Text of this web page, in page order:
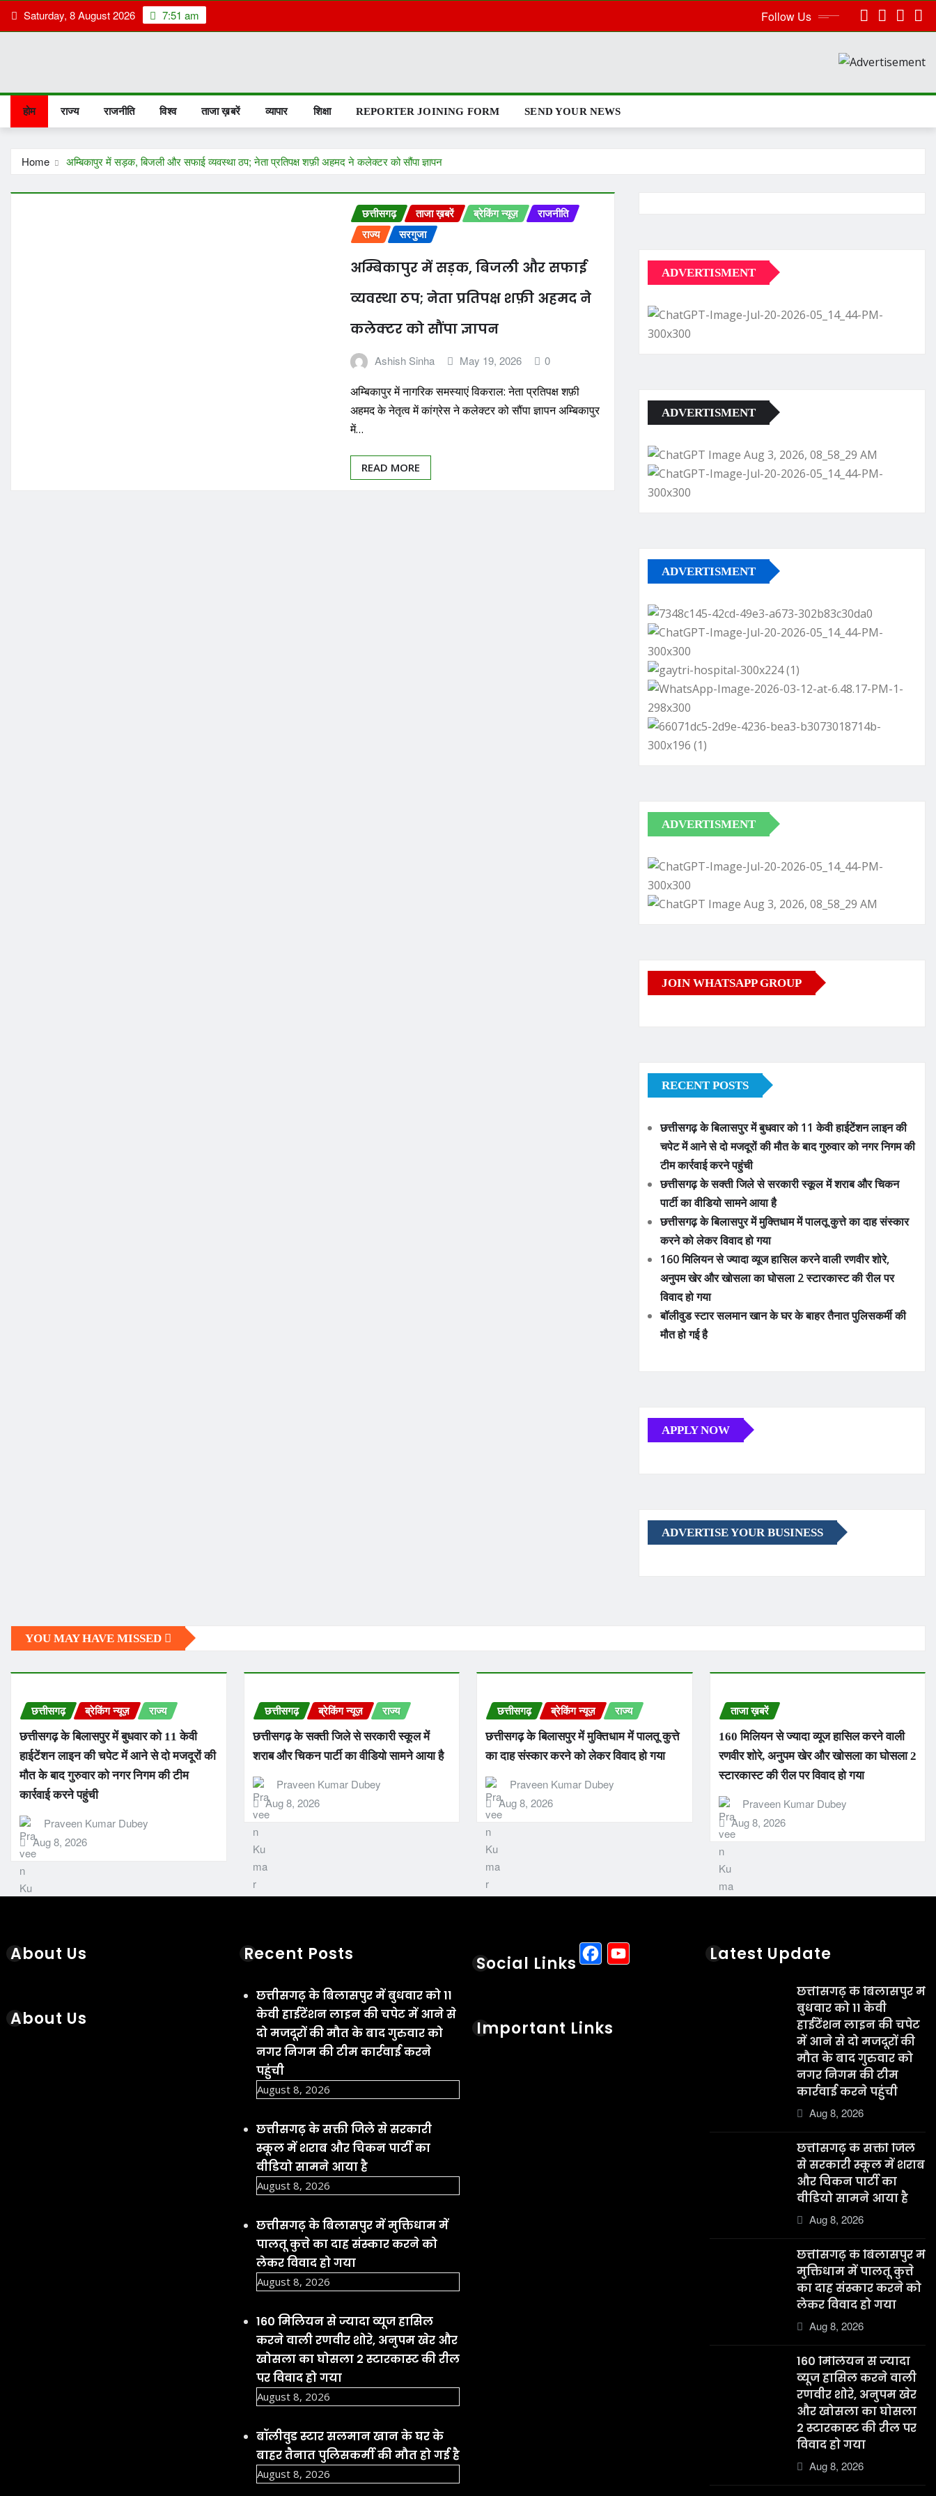
Skip Saturday, 8 August 2026 7:51 am Follow Us
होम राज्य राजनीति विश्व ताजा ख़बरें व्यापार शिक्षा REPORTER JOINING FORM SEND YOUR NEWS
Home अम्बिकापुर में सड़क, बिजली और सफाई व्यवस्था ठप; नेता प्रतिपक्ष शफ़ी अहमद ने कलेक्टर को सौंपा ज्ञापन
छत्तीसगढ़ ताजा ख़बरें ब्रेकिंग न्यूज़
राजनीति
राज्य
सरगुजा
अम्बिकापुर में सड़क, बिजली और सफाई
व्यवस्था ठप; नेता प्रतिपक्ष शफ़ी अहमद ने
कलेक्टर को सौंपा ज्ञापन
Ashish Sinha May 19, 2026 0
अम्बिकापुर में नागरिक समस्याएं विकराल: नेता प्रतिपक्ष शफ़ी
अहमद के नेतृत्व में कांग्रेस ने कलेक्टर को सौंपा ज्ञापन अम्बिकापुर
में…
READ MORE
ADVERTISMENT
ADVERTISMENT
ADVERTISMENT
ADVERTISMENT
JOIN WHATSAPP GROUP
RECENT POSTS
छत्तीसगढ़ के बिलासपुर में बुधवार को 11 केवी हाईटेंशन लाइन की
चपेट में आने से दो मजदूरों की मौत के बाद गुरुवार को नगर निगम की
टीम कार्रवाई करने पहुंची
छत्तीसगढ़ के सक्ती जिले से सरकारी स्कूल में शराब और चिकन
पार्टी का वीडियो सामने आया है
छत्तीसगढ़ के बिलासपुर में मुक्तिधाम में पालतू कुत्ते का दाह संस्कार
करने को लेकर विवाद हो गया
160 मिलियन से ज्यादा व्यूज हासिल करने वाली रणवीर शोरे,
अनुपम खेर और खोसला का घोसला 2 स्टारकास्ट की रील पर
विवाद हो गया
बॉलीवुड स्टार सलमान खान के घर के बाहर तैनात पुलिसकर्मी की
मौत हो गई है
APPLY NOW
ADVERTISE YOUR BUSINESS
YOU MAY HAVE MISSED
छत्तीसगढ़ ब्रेकिंग न्यूज़ राज्य
छत्तीसगढ़ के बिलासपुर में बुधवार को 11 केवी
हाईटेंशन लाइन की चपेट में आने से दो मजदूरों की
मौत के बाद गुरुवार को नगर निगम की टीम
कार्रवाई करने पहुंची
Praveen Kumar Dubey
Aug 8, 2026
छत्तीसगढ़ ब्रेकिंग न्यूज़ राज्य
छत्तीसगढ़ के सक्ती जिले से सरकारी स्कूल में
शराब और चिकन पार्टी का वीडियो सामने आया है
Praveen Kumar Dubey
Aug 8, 2026
छत्तीसगढ़ ब्रेकिंग न्यूज़ राज्य
छत्तीसगढ़ के बिलासपुर में मुक्तिधाम में पालतू कुत्ते
का दाह संस्कार करने को लेकर विवाद हो गया
Praveen Kumar Dubey
Aug 8, 2026
ताजा ख़बरें
160 मिलियन से ज्यादा व्यूज हासिल करने वाली
रणवीर शोरे, अनुपम खेर और खोसला का घोसला 2
स्टारकास्ट की रील पर विवाद हो गया
Praveen Kumar Dubey
Aug 8, 2026
About Us
About Us
Recent Posts
छत्तीसगढ़ के बिलासपुर में बुधवार को 11
केवी हाईटेंशन लाइन की चपेट में आने से
दो मजदूरों की मौत के बाद गुरुवार को
नगर निगम की टीम कार्रवाई करने
पहुंची
August 8, 2026
छत्तीसगढ़ के सक्ती जिले से सरकारी
स्कूल में शराब और चिकन पार्टी का
वीडियो सामने आया है
August 8, 2026
छत्तीसगढ़ के बिलासपुर में मुक्तिधाम में
पालतू कुत्ते का दाह संस्कार करने को
लेकर विवाद हो गया
August 8, 2026
160 मिलियन से ज्यादा व्यूज हासिल
करने वाली रणवीर शोरे, अनुपम खेर और
खोसला का घोसला 2 स्टारकास्ट की रील
पर विवाद हो गया
August 8, 2026
बॉलीवुड स्टार सलमान खान के घर के
बाहर तैनात पुलिसकर्मी की मौत हो गई है
August 8, 2026
Social Links FacebookYouTube
Important Links
Latest Update
छत्तीसगढ़ के बिलासपुर में
बुधवार को 11 केवी
हाईटेंशन लाइन की चपेट
में आने से दो मजदूरों की
मौत के बाद गुरुवार को
नगर निगम की टीम
कार्रवाई करने पहुंची
Aug 8, 2026
छत्तीसगढ़ के सक्ती जिले
से सरकारी स्कूल में शराब
और चिकन पार्टी का
वीडियो सामने आया है
Aug 8, 2026
छत्तीसगढ़ के बिलासपुर में
मुक्तिधाम में पालतू कुत्ते
का दाह संस्कार करने को
लेकर विवाद हो गया
Aug 8, 2026
160 मिलियन से ज्यादा
व्यूज हासिल करने वाली
रणवीर शोरे, अनुपम खेर
और खोसला का घोसला
2 स्टारकास्ट की रील पर
विवाद हो गया
Aug 8, 2026